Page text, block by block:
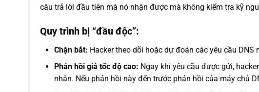
câu trả lời đầu tiên mà nó nhận được mà không kiểm tra kỹ
Quy trình bị “đầu độc”:
Chặn bắt: Hacker theo dõi hoặc dự đoán các yêu cầu
Phản hồi giả tốc độ cao: Ngay khi yêu cầu được gửi,
nhân. Nếu phản hồi này đến trước phản hồi của máy chủ